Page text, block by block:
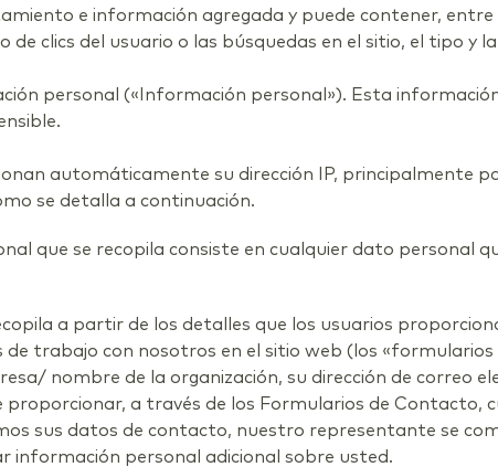
e información agregada y puede contener, entre
de clics del usuario o las búsquedas en el sitio, el tipo y
personal («Información personal»). Esta
automáticamente su dirección IP, principalmente
se detalla a continuación.
que se recopila consiste en cualquier dato personal
a partir de los detalles que los usuarios
trabajo con nosotros en el sitio web (los
nombre de la organización, su dirección de correo
a través de los Formularios de Contacto,
sus datos de contacto, nuestro representante se
información personal adicional sobre usted.